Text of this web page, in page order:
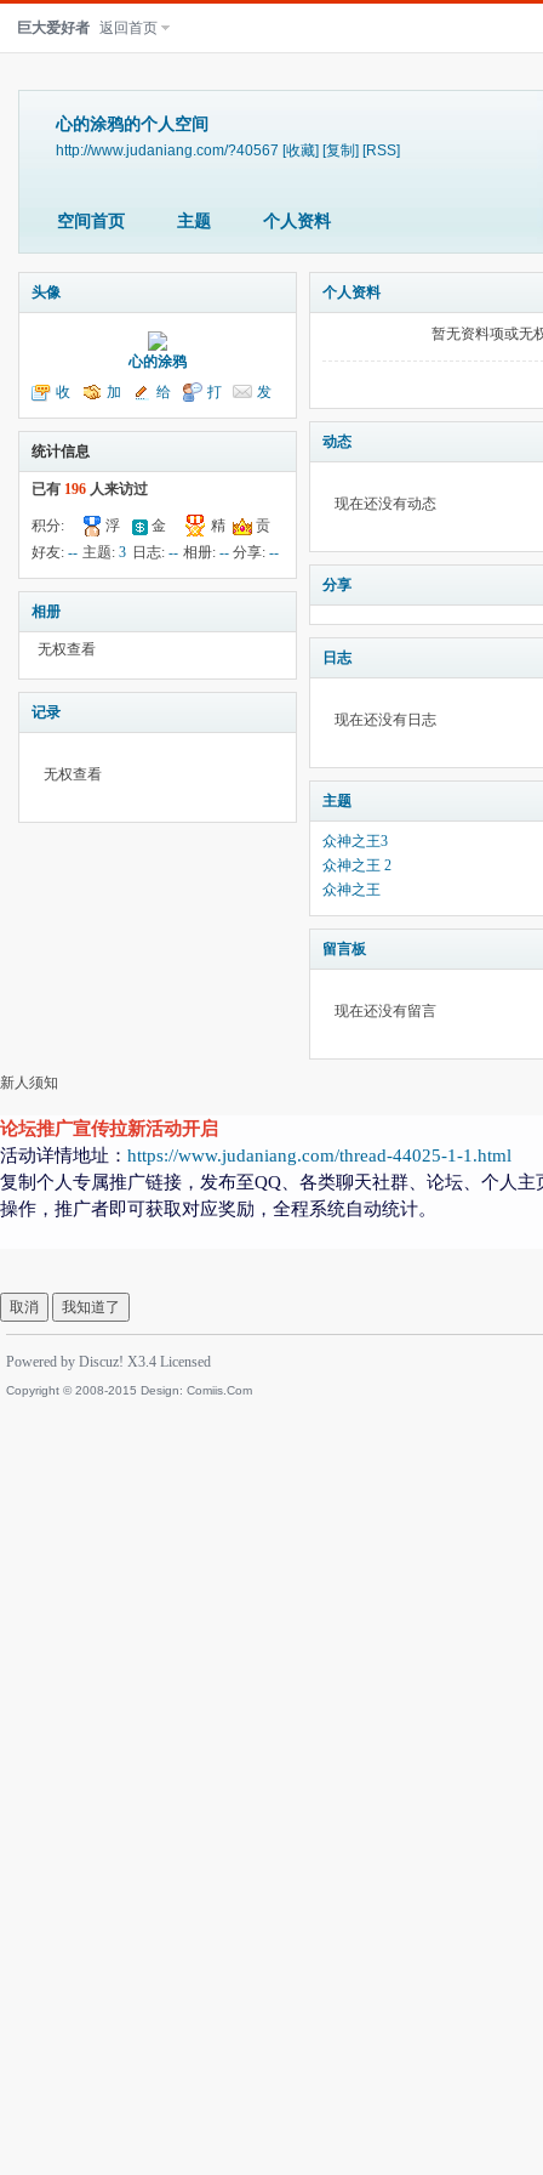
巨大爱好者 返回首页
心的涂鸦的个人空间
http://www.judaniang.com/?40567 [收藏] [复制] [RSS]
空间首页 主题 个人资料
头像
心的涂鸦
收
听TA
加
为好友
给
我留言
打
个招呼
发
送消息
统计信息
已有 196 人来访过
积分:
18
浮
云:204
金
钱:7
精
华:--
贡
献:--
好友: -- 主题: 3 日志:-- 相册: -- 分享:--
相册
无权查看
记录
无权查看
个人资料
暂无资料项或无
动态
现在还没有动态
分享
日志
现在还没有日志
主题
众神之王3
众神之王 2
众神之王
留言板
现在还没有留言
新人须知
论坛推广宣传拉新活动开启
活动详情地址： https://www.judaniang.com/thread-44025-1-1.html
复制个人专属推广链接，发布至QQ、各类聊天社群、论坛、个人
操作，推广者即可获取对应奖励，全程系统自动统计。
取消 我知道了
Powered by Discuz! X3.4 Licensed
Copyright © 2008-2015 Design: Comiis.Com